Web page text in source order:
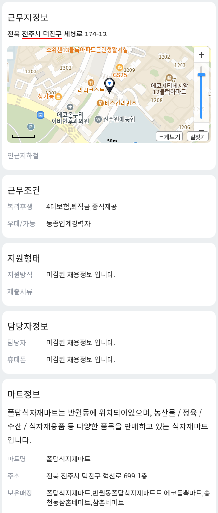
근무지정보
전북 전주시 덕진구 세병로 174-12
50m
크게보기 길찾기
인근지하철
근무조건
복리후생
4대보험,퇴직금,중식제공
우대/가능
동종업계경력자
지원형태
지원방식
마감된 채용정보 입니다.
제출서류
담당자정보
담당자
마감된 채용정보 입니다.
휴대폰
마감된 채용정보 입니다.
마트정보
폴탑식자재마트는 반월동에 위치되어있으며, 농산물 / 정육 /
수산 / 식자재용품 등 다양한 품목을 판매하고 있는 식자재마트
입니다.
마트명
폴탑식자재마트
주소
전북 전주시 덕진구 혁신로 699 1층
보유매장
폴탑식자재마트,반월동폴탑식자재마트트,에코듬뿍마트,송
천동삼촌네마트,삼촌네마트